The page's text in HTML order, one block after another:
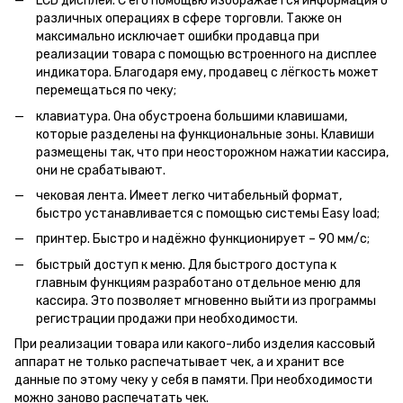
различных операциях в сфере торговли. Также он
максимально исключает ошибки продавца при
реализации товара с помощью встроенного на дисплее
индикатора. Благодаря ему, продавец с лёгкость может
перемещаться по чеку;
клавиатура. Она обустроена большими клавишами,
которые разделены на функциональные зоны. Клавиши
размещены так, что при неосторожном нажатии кассира,
они не срабатывают.
чековая лента. Имеет легко читабельный формат,
быстро устанавливается с помощью системы Easy load;
принтер. Быстро и надёжно функционирует – 90 мм/с;
быстрый доступ к меню. Для быстрого доступа к
главным функциям разработано отдельное меню для
кассира. Это позволяет мгновенно выйти из программы
регистрации продажи при необходимости.
При реализации товара или какого-либо изделия кассовый
аппарат не только распечатывает чек, а и хранит все
данные по этому чеку у себя в памяти. При необходимости
можно заново распечатать чек.